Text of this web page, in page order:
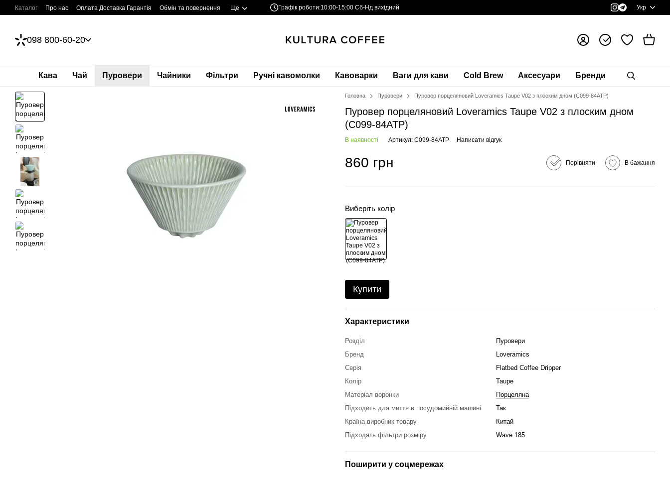
Перейти до основного контенту
Каталог Про нас Оплата Доставка Гарантія Обмін та повернення Ще Графік роботи:10:00-15:00 Сб-Нд вихідний Укр
098 800-60-20
Кава Чай Пуровери Чайники Фільтри Ручні кавомолки Кавоварки Ваги для кави Cold Brew Аксесуари Бренди
Головна Пуровери Пуровер порцеляновий Loveramics Taupe V02 з плоским дном (C099-84ATP)
Пуровер порцеляновий Loveramics Taupe V02 з плоским дном
(C099-84ATP)
В наявності Артикул: C099-84ATP Написати відгук
860 грн Порівняти В бажання
Виберіть колір
Купити
Характеристики
Розділ
Пуровери
Бренд
Loveramics
Серія
Flatbed Coffee Dripper
Колір
Taupe
Матеріал воронки
Порцеляна
Підходить для миття в посудомийній машині
Так
Країна-виробник товару
Китай
Підходять фільтри розміру
Wave 185
Поширити у соцмережах